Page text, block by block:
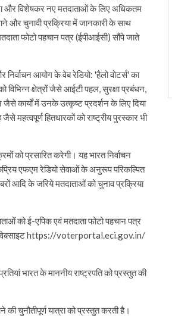
और विशेषकर नए मतदाताओं के लिए अधिकतम
और चुनावी प्रक्रिया में जानकारी के साथ
फोटो पहचान पत्र (ईपीआईसी) सौंपे जाते
आयोग के वेब रेडियो: 'हैलो वोटर्स' का
क्षेत्रों जैसे आईटी पहल, सुरक्षा प्रबंधन,
कार्यों में उनके उत्कृष्ट प्रदर्शन के लिए दिया
महत्वपूर्ण हितधारकों को राष्ट्रीय पुरस्कार भी
को प्रसारित करेगी। यह भारत निर्वाचन
एफएम रेडियो सेवाओं के अनुरूप परिकल्पित
आदि के जरिये मतदाताओं को चुनाव प्रक्रिया
को ई-एपिक एवं मतदाता फोटो पहचान पत्र
वेबसाइट https://voterportal.eci.gov.in/
भारत के माननीय राष्ट्रपति को प्रस्तुत की
की चुनौतीपूर्ण यात्रा को प्रस्‍तुत करती है।